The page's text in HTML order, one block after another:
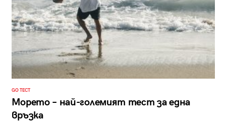
GO ТЕСТ
Морето – най-големият тест за една
връзка